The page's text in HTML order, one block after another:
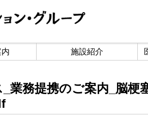
施設紹介
業務提携のご案内_脳